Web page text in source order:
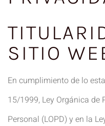
SITIO
En cumplimiento de lo
15/1999, Ley Orgánica de
Personal (LOPD) y en la